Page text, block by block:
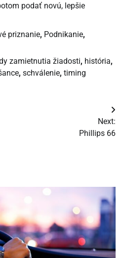
podať novú, lepšie
priznanie, Podnikanie,
zamietnutia žiadosti, história,
, schválenie, timing
Next:
Phillips 66